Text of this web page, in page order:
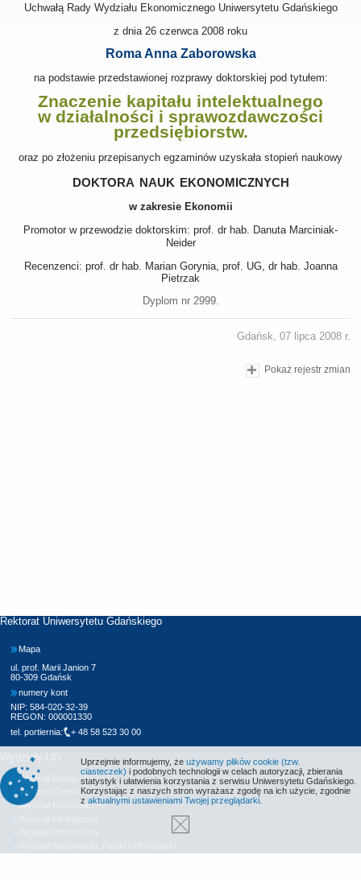
Uchwałą Rady Wydziału Ekonomicznego Uniwersytetu Gdańskiego
z dnia 26 czerwca 2008 roku
Roma Anna Zaborowska
na podstawie przedstawionej rozprawy doktorskiej pod tytułem:
Znaczenie kapitału intelektualnego
w działalności i sprawozdawczości
przedsiębiorstw.
oraz po złożeniu przepisanych egzaminów uzyskała stopień naukowy
doktora nauk ekonomicznych
w zakresie Ekonomii
Promotor w przewodzie doktorskim: prof. dr hab. Danuta Marciniak-
Neider
Recenzenci: prof. dr hab. Marian Gorynia, prof. UG, dr hab. Joanna
Pietrzak
Dyplom nr 2999.
Gdańsk, 07 lipca 2008 r.
Pokaż rejestr zmian
Rektorat Uniwersytetu Gdańskiego
Mapa
ul. prof. Marii Janion 7
80-309 Gdańsk
numery kont
NIP: 584-020-32-39
REGON: 000001330
tel. portiernia:
+ 48 58 523 30 00
Wydziały UG
Wydział Biologii
Wydział Chemii
Wydział Ekonomiczny
Uprzejmie informujemy, że używamy plików cookie (tzw.
ciasteczek) i podobnych technologii w celach autoryzacji, zbierania
statystyk i ułatwienia korzystania z serwisu Uniwersytetu Gdańskiego.
Korzystając z naszych stron wyrażasz zgodę na ich użycie, zgodnie
z aktualnymi ustawieniami Twojej przeglądarki